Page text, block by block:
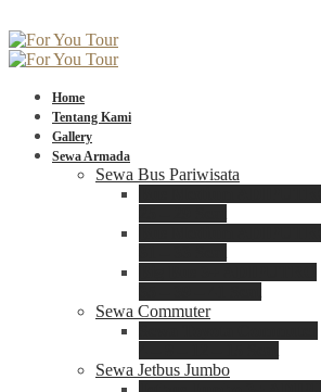
Home
Tentang Kami
Gallery
Sewa Armada
Sewa Bus Pariwisata
Sewa Commuter
Sewa Jetbus Jumbo